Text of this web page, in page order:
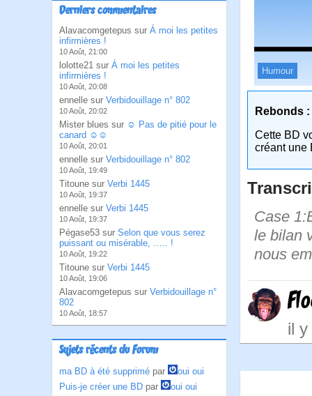
Derniers commentaires
Alavacomgetepus sur Á moi les petites
infirmières !
10 Août, 21:00
lolotte21 sur Á moi les petites
infirmières !
10 Août, 20:08
ennelle sur Verbidouillage n° 802
10 Août, 20:02
Mister blues sur ☺ Pas de pitié pour le
canard ☺☺
10 Août, 20:01
ennelle sur Verbidouillage n° 802
10 Août, 19:49
Titoune sur Verbi 1445
10 Août, 19:37
ennelle sur Verbi 1445
10 Août, 19:37
Pégase53 sur Selon que vous serez
puissant ou misérable, ….. !
10 Août, 19:22
Titoune sur Verbi 1445
10 Août, 19:06
Alavacomgetepus sur Verbidouillage n°
802
10 Août, 18:57
Sujets récents du Forum
ma BD à été supprimé par
oui oui
Puis-je créer une BD par
oui oui
Humour
Rebonds :
Cette BD
créant une
Case
le bilan
nous
il y